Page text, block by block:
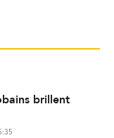
brillent